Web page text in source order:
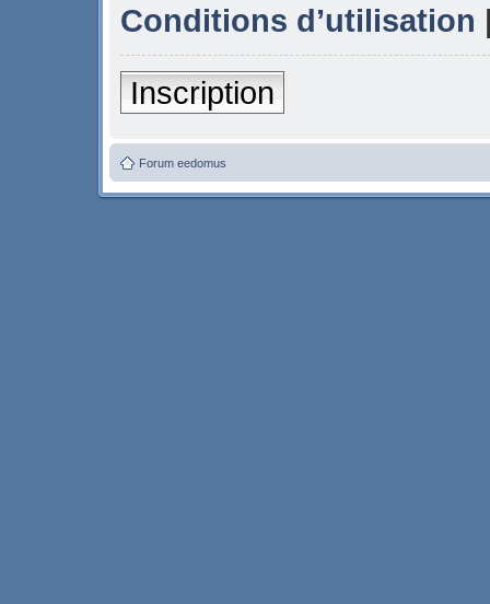
Conditions d’utilisation
Inscription
Forum eedomus